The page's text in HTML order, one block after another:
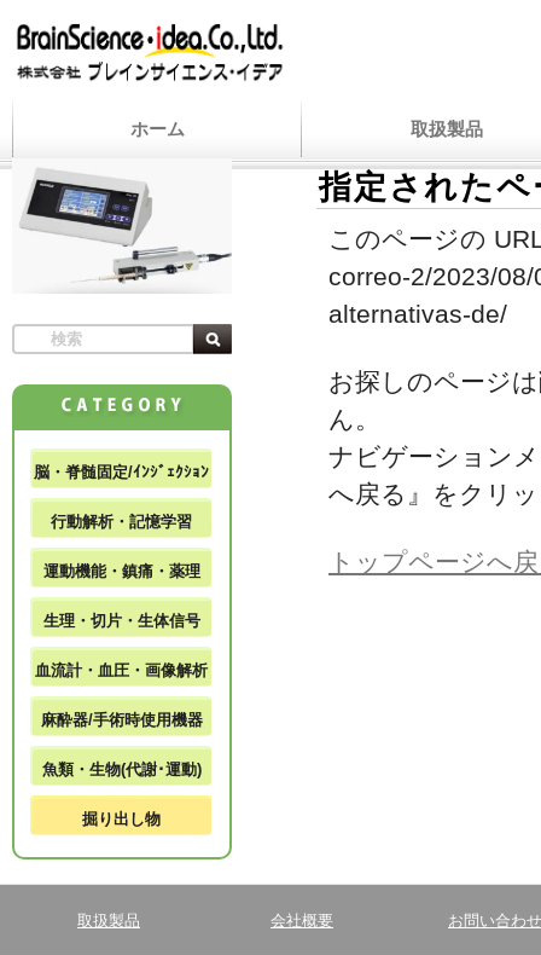
ホーム 取扱製品
指定された
このページの
correo-2/2023/
alternativas-de/
お探しのページ
ん。
ナビゲーション
へ戻る』をクリ
トップページへ
脳・脊髄固定/ｲﾝｼﾞｪｸｼｮﾝ
行動解析・記憶学習
運動機能・鎮痛・薬理
生理・切片・生体信号
血流計・血圧・画像解析
麻酔器/手術時使用機器
魚類・生物(代謝･運動)
掘り出し物
取扱製品 会社概要 お問い合わせ